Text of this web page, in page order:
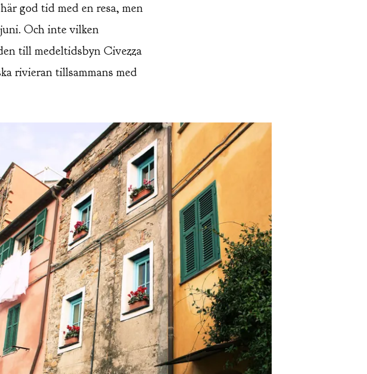
god tid med en resa, men
Och inte vilken
till medeltidsbyn Civezza
rivieran tillsammans med